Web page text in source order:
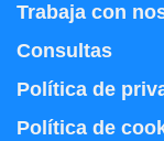
Trabaja con
Consultas
Política de
Política de